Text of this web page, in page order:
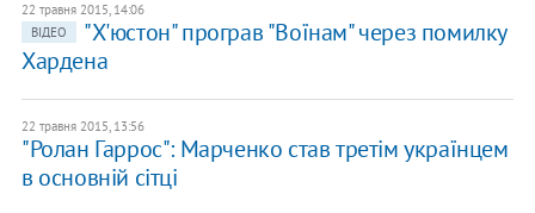
22 травня 2015, 14:06
ВІДЕО
"Х'юстон" програв "Воїнам" через помилку
Хардена
22 травня 2015, 13:56
"Ролан Гаррос": Марченко став третім українцем
в основній сітці